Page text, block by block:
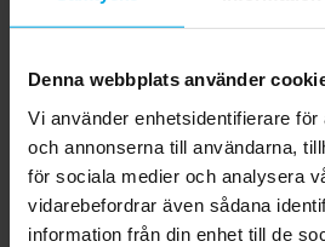
Denna webbplats använder
Vi använder enhetsidentifierare
och annonserna till användarna,
för sociala medier och analysera
vidarebefordrar även sådana
information från din enhet till de
Andra köpte